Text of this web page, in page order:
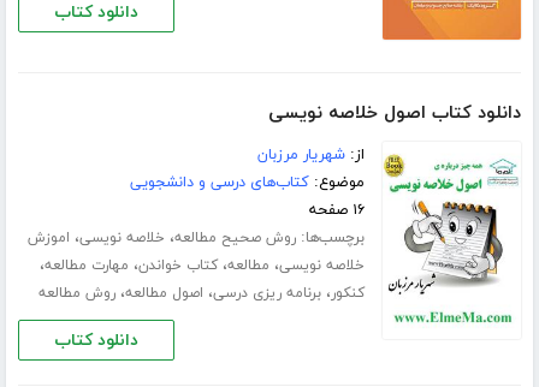
دانلود کتاب
دانلود کتاب اصول خلاصه نویسی
از:شهریار مرزبان
موضوع:کتاب‌های درسی و دانشجویی
۱۶ صفحه
برچسب‌ها:روش صحیح مطالعه، خلاصه نویسی، اموزش
خلاصه نویسی، مطالعه،کتاب خواندن، مهارت مطالعه،
کنکور،برنامه ریزی درسی، اصول مطالعه،روش مطالعه
دانلود کتاب